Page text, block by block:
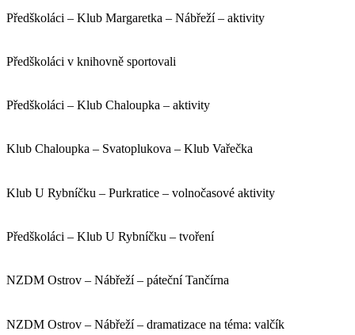
Předškoláci – Klub Margaretka – Nábřeží – aktivity
Předškoláci v knihovně sportovali
Předškoláci – Klub Chaloupka – aktivity
Klub Chaloupka – Svatoplukova – Klub Vařečka
Klub U Rybníčku – Purkratice – volnočasové aktivity
Předškoláci – Klub U Rybníčku – tvoření
NZDM Ostrov – Nábřeží – páteční Tančírna
NZDM Ostrov – Nábřeží – dramatizace na téma: valčík